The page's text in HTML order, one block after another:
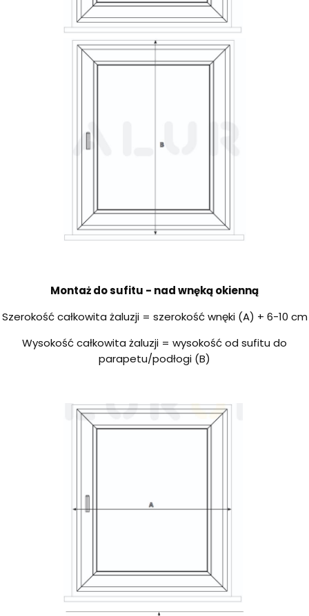
Montaż do sufitu - nad wnęką okienną
Szerokość całkowita żaluzji = szerokość wnęki (A) + 6-10 cm
Wysokość całkowita żaluzji = wysokość od sufitu do
parapetu/podłogi (B)